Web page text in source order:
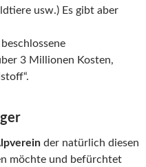
usw.) Es gibt aber
3 Millionen Kosten,
der natürlich diesen
möchte und befürchtet